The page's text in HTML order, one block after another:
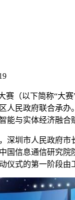
（以下简称“大
人民政府联合承
能与实体经济融合
圳市人民政府市
国信息通信研究
式的第一阶段